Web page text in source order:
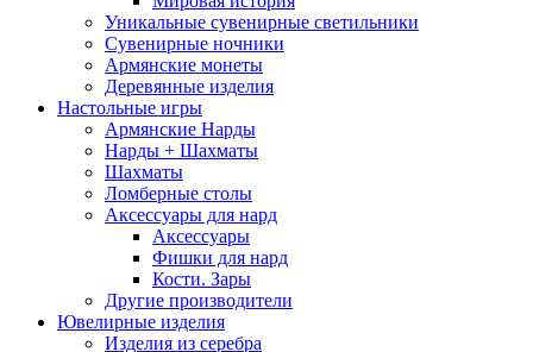
Уникальные сувенирные светильники
Сувенирные ночники
Армянские монеты
Деревянные изделия
Настольные игры
Армянские Нарды
Нарды + Шахматы
Шахматы
Ломберные столы
Аксессуары для нард
Аксессуары
Фишки для нард
Кости. Зары
Другие производители
Ювелирные изделия
Изделия из серебра